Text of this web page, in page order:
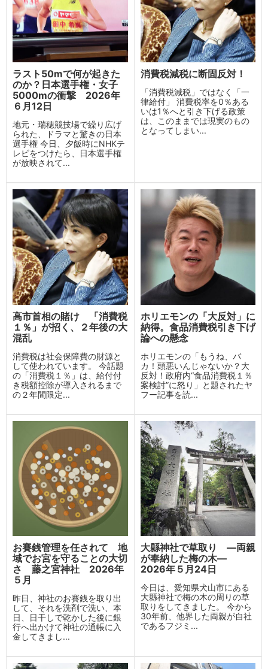
ラスト50mで何が起きた
のか？日本選手権・女子
5000mの衝撃 2026年
６月12日
地元・瑞穂競技場で繰り広げ
られた、ドラマと驚きの日本
選手権 今日、夕飯時にNHKテ
レビをつけたら、日本選手権
が放映されて...
消費税減税に断固反対！
「消費税減税」ではなく「一
律給付」 消費税率を0％ある
いは1％へと引き下げる政策
は、このままでは現実のもの
となってしまい...
高市首相の賭け 「消費税
１％」が招く、２年後の大
混乱
消費税は社会保障費の財源と
して使われています。 今話題
の「消費税１％」は、給付付
き税額控除が導入されるまで
の２年間限定...
ホリエモンの「大反対」に
納得。食品消費税引き下げ
論への懸念
ホリエモンの「もうね、バ
カ！頭悪いんじゃないか？大
反対！政府内“食品消費税１％
案検討”に怒り」と題されたヤ
フー記事を読...
お賽銭管理を任されて 地
域でお宮を守ることの大切
さ 藤之宮神社 2026年
５月
昨日、神社のお賽銭を取り出
して、それを洗剤で洗い、本
日、日干しで乾かした後に銀
行へ出かけて神社の通帳に入
金してきまし...
大縣神社で草取り ―両親
が奉納した梅の木―
2026年５月24日
今日は、愛知県犬山市にある
大縣神社で梅の木の周りの草
取りをしてきました。 今から
30年前、他界した両親が自社
であるフジミ...